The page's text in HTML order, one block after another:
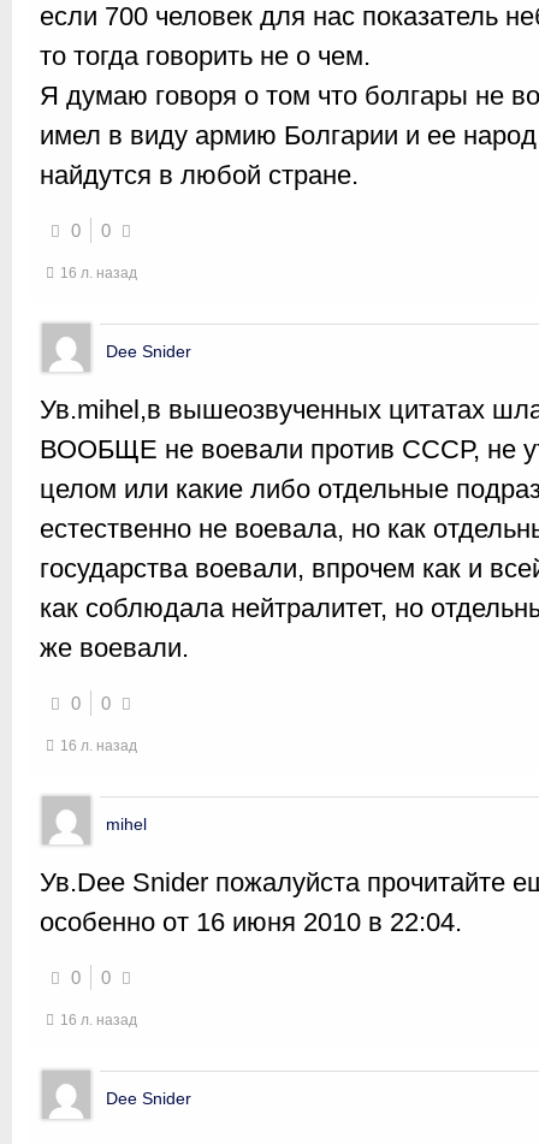
если 700 человек для нас показатель
то тогда говорить не о чем.
Я думаю говоря о том что болгары не
имел в виду армию Болгарии и ее
найдутся в любой стране.
0 0
16 л. назад
Dee Snider
Ув.mihel,в вышеозвученных цитатах
ВООБЩЕ не воевали против СССР, не
целом или какие либо отдельные
естественно не воевала, но как
государства воевали, впрочем как и
как соблюдала нейтралитет, но
же воевали.
0 0
16 л. назад
mihel
Ув.Dee Snider пожалуйста прочитайте
особенно от 16 июня 2010 в 22:04.
0 0
16 л. назад
Dee Snider